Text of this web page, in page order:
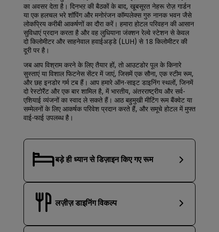
का अवसर देता है। दिनभऱ की बैठकों के बाद, खूबसूरत नेहरू रोज़ गार्डन
या एक हलचल भरे शॉपिंग और मनोरंजन कॉम्पलेक्स गुरु नानक भवन जैसे
लोकप्रिय करीबी आकर्षणों का दौरा करें। हमारा होटल परिवहन की आसान
सुविधाएं प्रदान करता है और वह लुधियाना जंक्शन रेल्वे स्टेशन से केवल
दो किलोमीटर और साहनेवाल हवाईअड्डे (LUH) से 18 किलोमीटर की
दूरी पर है।
जब आप विश्राम करने के लिए तैयार हों, तो आउटडोर पूल के किनारे
सुस्ताएं या विशाल फिटनेस सेंटर में जाएं, जिसमें एक सौना, एक स्टीम रूम,
और छह इनडोर गर्म टब हैं। आप हमारे ऑन-साइट डाइनिंग स्थलों, जिनमें
दो रेस्टोरैंट और एक बार शामिल है, में भारतीय, अंतरराष्ट्रीय और सर्व-
एशियाई व्यंजनों का स्वाद ले सकते हैं। आठ बहुमुखी मीटिंग रूम बैंक्वेट या
सम्मेलनों के लिए आकर्षक परिवेश प्रदान करते हैं, और समूचे होटल में मुफ्त
वाई-फाई उपलब्ध है।
बड़े ही ध्यान से डिज़ाइन किए गए रूम
लज़ीज़ डाइनिंग विकल्प